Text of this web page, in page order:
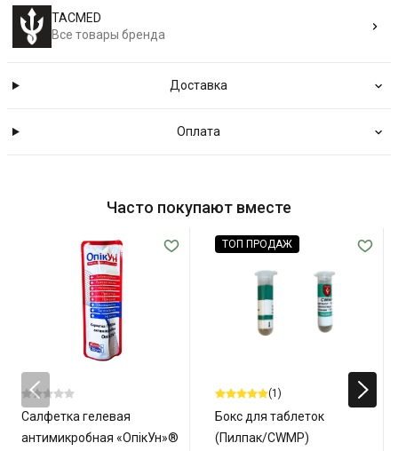
TACMED
Все товары бренда
Доставка
Оплата
Часто покупают вместе
Салфетка гелевая
антимикробная «ОпікУн»®
ТОП ПРОДАЖ
(1)
Бокс для таблеток
(Пилпак/CWMP)